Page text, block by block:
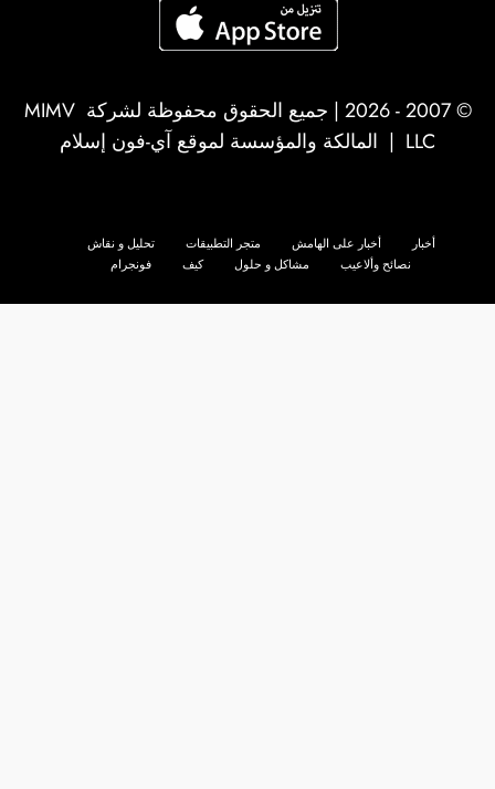
© 2007 - 2026 | جميع الحقوق محفوظة لشركة
MIMV
LLC | المالكة والمؤسسة لموقع آي-فون إسلام
أخبار أخبار على الهامش متجر التطبيقات
تحليل و نقاش
نصائح وألاعيب
مشاكل و حلول كيف فونجرام